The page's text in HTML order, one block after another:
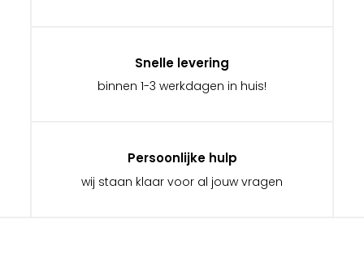
Snelle levering
binnen 1-3 werkdagen in huis!
Persoonlijke hulp
wij staan klaar voor al jouw vragen